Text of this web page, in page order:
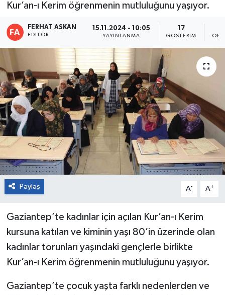
Kur’an-ı Kerim öğrenmenin mutluluğunu yaşıyor.
FERHAT ASKAN
EDITÖR
15.11.2024 - 10:05
YAYINLANMA
17
GÖSTERIM
Paylaş A- A+
Gaziantep’te kadınlar için açılan Kur’an-ı Kerim
kursuna katılan ve kiminin yaşı 80’in üzerinde olan
kadınlar torunları yaşındaki gençlerle birlikte
Kur’an-ı Kerim öğrenmenin mutluluğunu yaşıyor.
Gaziantep’te çocuk yaşta farklı nedenlerden ve
Son Dakika Haberleri
Haber Arşivi